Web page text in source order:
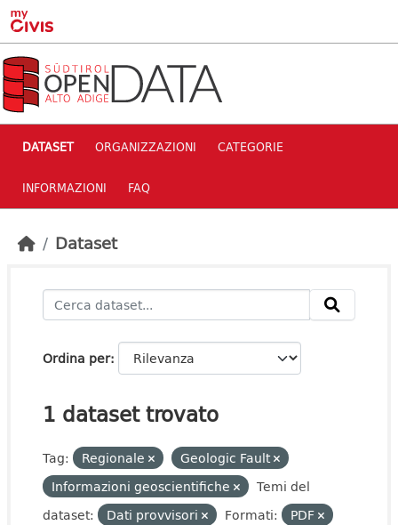
Skip to main content
DATASET ORGANIZZAZIONI CATEGORIE
INFORMAZIONI FAQ
Dataset
Ordina per
1 dataset trovato
Tag: Regionale
Geologic Fault
Informazioni geoscientifiche
Temi del
dataset:
Dati provvisori Formati:
PDF